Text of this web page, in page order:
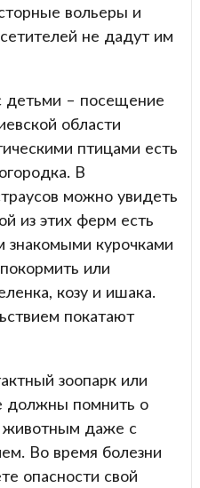
вольеры и
не дадут им
– посещение
области
птицами есть
В
можно увидеть
из этих ферм есть
знакомыми курочками
или
козу и ишака.
покатают
зоопарк или
должны помнить о
животным даже с
Во время болезни
опасности свой